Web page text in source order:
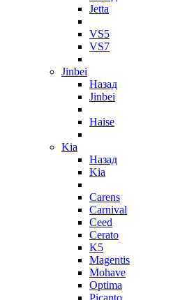
Jetta
VS5
VS7
Jinbei
Назад
Jinbei
Haise
Kia
Назад
Kia
Carens
Carnival
Ceed
Cerato
K5
Magentis
Mohave
Optima
Picanto